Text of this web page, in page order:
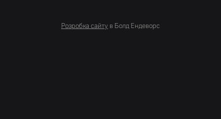
Розробка сайту в Болд Ендеворс